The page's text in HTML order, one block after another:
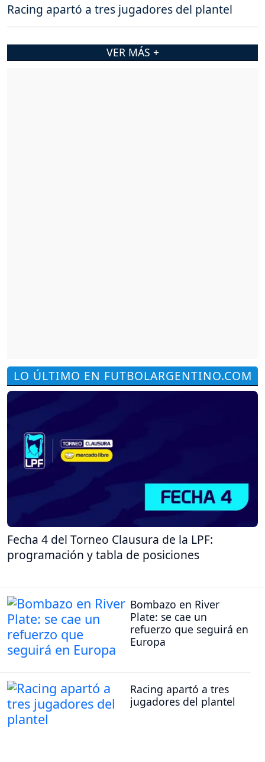
LO ÚLTIMO EN FUTBOLARGENTINO.COM
Fecha 4 del Torneo Clausura de la LPF:
programación y tabla de posiciones
Bombazo en River
Plate: se cae un
refuerzo que seguirá en
Europa
Racing apartó a tres
jugadores del plantel
Racing apartó a tres jugadores del plantel
VER MÁS +